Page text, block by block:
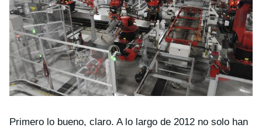
Primero lo bueno, claro. A lo largo de 2012 no solo han